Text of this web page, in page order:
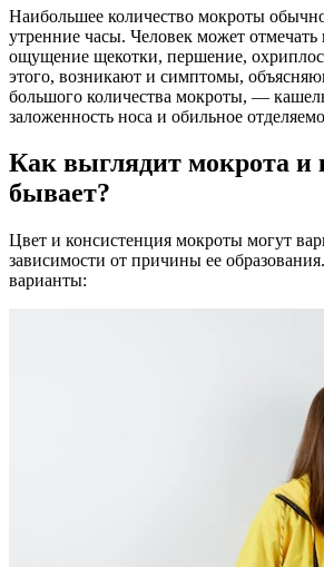
Наибольшее количество мокроты
утренние часы. Человек может отмечать
ощущение щекотки, першение,
этого, возникают и симптомы,
большого количества мокроты, —
заложенность носа и обильное
Как выглядит мокрота и
бывает?
Цвет и консистенция мокроты могут
зависимости от причины ее
варианты: